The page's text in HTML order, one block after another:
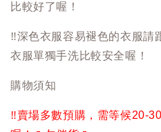
比較好了喔！
‼️深色衣服容易褪色的衣服請
衣服單獨手洗比較安全喔！
購物須知
‼️賣場多數預購，需等候20-